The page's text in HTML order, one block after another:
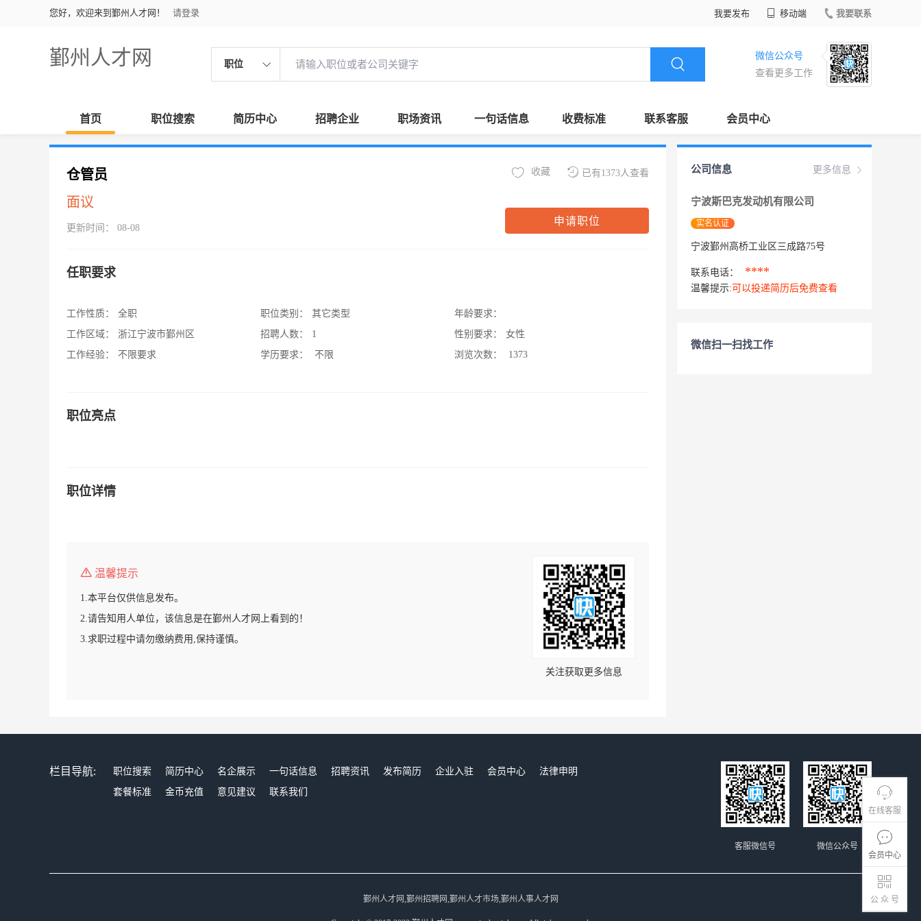
您好，欢迎来到鄞州人才网！ 请登录 我要发布 移动端 我要联系
鄞州人才网 职位
微信公众号
查看更多工作
首页 职位搜索 简历中心 招聘企业 职场资讯 一句话信息 收费标准 联系客服 会员中心
在线客服
会员中心
公 众 号
仓管员
面议
更新时间： 08-08
已有1373人查看
收藏
申请职位
任职要求
工作性质：
全职
工作区域：
浙江宁波市鄞州区
工作经验：
不限要求
职位类别：
其它类型
招聘人数：
1
学历要求：
不限
年龄要求：
性别要求：
女性
浏览次数：
1373
职位亮点
职位详情
温馨提示
1.本平台仅供信息发布。
2.请告知用人单位，该信息是在鄞州人才网上看到的！
3.求职过程中请勿缴纳费用,保持谨慎。
关注获取更多信息
更多信息
公司信息
宁波斯巴克发动机有限公司
实名认证
宁波鄞州高桥工业区三成路75号
联系电话： ****
温馨提示: 可以投递简历后免费查看
微信扫一扫找工作
栏目导航: 职位搜索 简历中心 名企展示 一句话信息 招聘资讯 发布简历 企业入驻 会员中心
法律申明
套餐标准
金币充值 意见建议 联系我们
微信公众号
客服微信号
鄞州人才网,鄞州招聘网,鄞州人才市场,鄞州人事人才网